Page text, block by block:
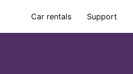
Car rentals Support